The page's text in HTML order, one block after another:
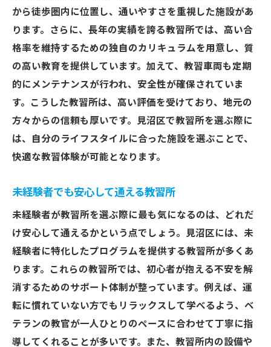
から徒歩圏内に位置し、通いやすさを重視した施設があ
ります。さらに、長年の実績を誇る教習所では、高い合
格率を維持するための独自のカリキュラムを用意し、質
の高い教育を提供しています。加えて、教習車両も定期
的にメンテナンスが行われ、安全性が確保されていま
す。こうした教習所は、高い評価を受けており、地元の
方々からの信頼も厚いです。見沼区で教習所を選ぶ際に
は、自分のライフスタイルに合った施設を選ぶことで、
快適な教習体験が可能となります。
未経験者でも安心して通える教習所
未経験者が教習所を選ぶ際に最も気になるのは、どれだ
け安心して通えるかという点でしょう。見沼区には、未
経験者に特化したプログラムを提供する教習所が多くあ
ります。これらの教習所では、初心者が抱える不安を解
消するためのサポート体制が整っています。例えば、運
転に慣れていない方でもリラックスして学べるよう、ベ
テランの教官が一人ひとりのペースに合わせて丁寧に指
導してくれることが多いです。また、教習所内の設備や